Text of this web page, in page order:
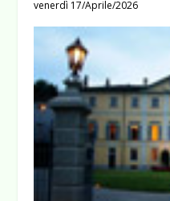
venerdì 17/Aprile/2026